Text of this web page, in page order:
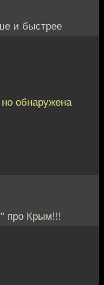
и быстрее
обнаружена
про Крым!!!